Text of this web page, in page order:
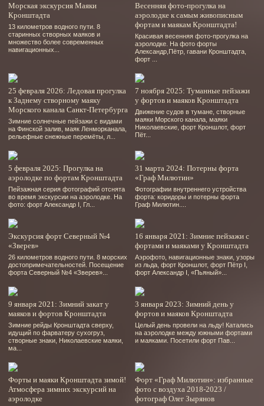
Морская экскурсия Маяки
Кронштадта
13 километров водного пути. 8
старинных створных маяков и
множество более современных
навигационных...
Весенняя фото-прогулка на
аэролодке к самым живописным
фортам и маякам Кронштадта!
Красивая весенняя фото-прогулка на
аэролодке. На фото форты
Александр,Пётр, гавани Кронштадта,
форт ...
25 февраля 2026: Ледовая прогулка
к Заднему створному маяку
Морского канала Санкт-Петербурга
Зимние солнечные пейзажи с видами
на Финской залив, маяк Ленморканала,
рельефные снежные перемёты, л...
7 ноября 2025: Туманные пейзажи
у фортов и маяков Кронштадта
Движение судов в тумане, створные
маяки Морского канала, маяки
Николаевские, форт Кроншлот, форт
Пёт...
5 февраля 2025: Прогулка на
аэролодке по фортам Кронштадта
Пейзажная серия фотографий отснята
во время экскурсии на аэролодке. На
фото: форт Александр І, Гл...
31 марта 2024: Потерны форта
«Граф Милютин»
Фотографии внутреннего устройства
форта: коридоры и потерны форта
Граф Милютин....
Экскурсия форт Северный №4
«Зверев»
26 километров водного пути. 8 морских
достопримечательностей. Посещение
форта Северный №4 «Зверев»...
16 января 2021: Зимние пейзажи с
фортами и маяками у Кронштадта
Аэрофото, навигационные знаки, узоры
из льда, форт Кроншлот, форт Пётр І,
форт Александр І, «Пьяный»...
9 января 2021: Зимний закат у
маяков и фортов Кронштадта
Зимние рейды Кронштадта сверху,
идущий по фарватеру сухогруз,
створные знаки, Николаевские маяки,
ма...
3 января 2023: Зимний день у
фортов и маяков Кронштадта
Целый день провели на льду! Катались
на аэролодке между южными фортами
и маяками. Посетили форт Пав...
Форты и маяки Кронштадта зимой!
Атмосфера зимних экскурсий на
аэролодке
Форт «Граф Милютин»: избранные
фото с воздуха 2018-2023 /
фотограф Олег Зырянов